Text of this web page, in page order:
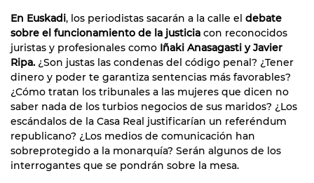
En Euskadi, los periodistas sacarán a la calle el debate
sobre el funcionamiento de la justicia con reconocidos
juristas y profesionales como Iñaki Anasagasti y Javier
Ripa. ¿Son justas las condenas del código penal? ¿Tener
dinero y poder te garantiza sentencias más favorables?
¿Cómo tratan los tribunales a las mujeres que dicen no
saber nada de los turbios negocios de sus maridos? ¿Los
escándalos de la Casa Real justificarían un referéndum
republicano? ¿Los medios de comunicación han
sobreprotegido a la monarquía? Serán algunos de los
interrogantes que se pondrán sobre la mesa.